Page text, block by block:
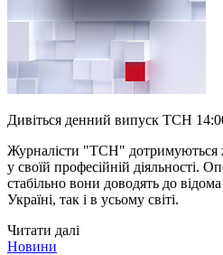
Дивіться денний випуск ТСН
Журналісти "ТСН" дотримуються
у своїй професійній діяльності.
стабільно вони доводять до відома
Україні, так і в усьому світі.
Читати далі
Новини